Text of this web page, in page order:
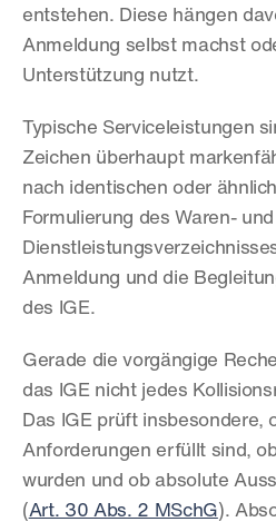
entstehen. Diese hängen
Anmeldung selbst machst
Unterstützung nutzt.
Typische Serviceleistungen
Zeichen überhaupt
nach identischen oder
Formulierung des Waren- und
Anmeldung und die
des IGE.
Gerade die vorgängige
das IGE nicht jedes
Das IGE prüft insbesondere,
Anforderungen erfüllt sind,
wurden und ob absolute
(Art. 30 Abs. 2 MSchG).